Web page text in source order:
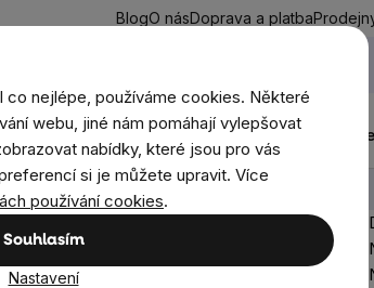
co nejlépe, používáme cookies. Některé
webu, jiné nám pomáhají vylepšovat
nabídky, které jsou pro vás
si je můžete upravit. Více
používání cookies.
Souhlasím
Nastavení
BlogO násDoprava a platba
stravy a výživaNovinkyMužiŽenyDěti
180 rostlinných kapslí
Postranní
panel
13Kč5999
Na skladě